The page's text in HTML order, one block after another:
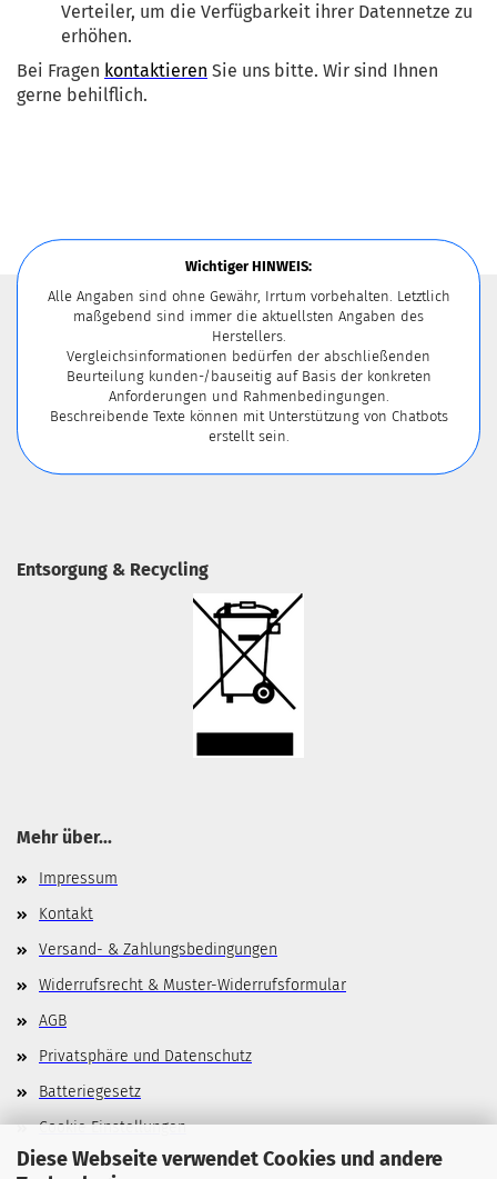
Diese Webseite verwendet Cookies und andere
Verteiler, um die Verfügbarkeit ihrer Datennetze zu
erhöhen.
Bei Fragen kontaktieren Sie uns bitte. Wir sind Ihnen
gerne behilflich.
Wichtiger HINWEIS:
Alle Angaben sind ohne Gewähr, Irrtum vorbehalten. Letztlich
maßgebend sind immer die aktuellsten Angaben des
Herstellers.
Vergleichsinformationen bedürfen der abschließenden
Beurteilung kunden-/bauseitig auf Basis der konkreten
Anforderungen und Rahmenbedingungen.
Beschreibende Texte können mit Unterstützung von Chatbots
erstellt sein.
Entsorgung & Recycling
Mehr über...
Impressum
Kontakt
Versand- & Zahlungsbedingungen
Widerrufsrecht & Muster-Widerrufsformular
AGB
Privatsphäre und Datenschutz
Batteriegesetz
Cookie Einstellungen